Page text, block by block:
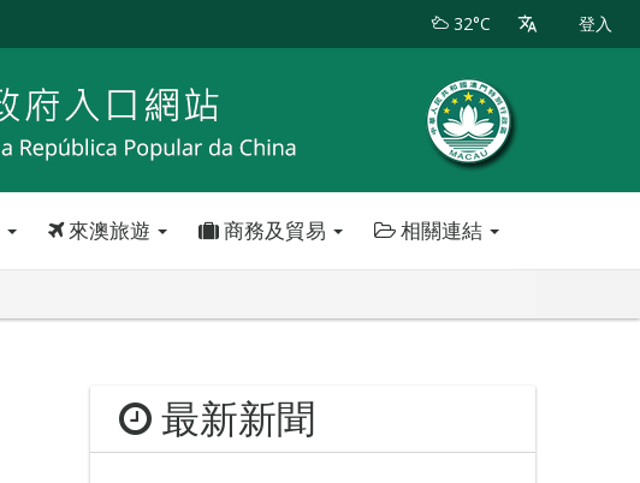
32°C 登入
來澳旅遊 商務及貿易 相關連結
最新新聞